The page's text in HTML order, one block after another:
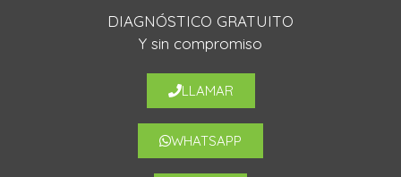
DIAGNÓSTICO GRATUITO
Y sin compromiso
LLAMAR
WHATSAPP